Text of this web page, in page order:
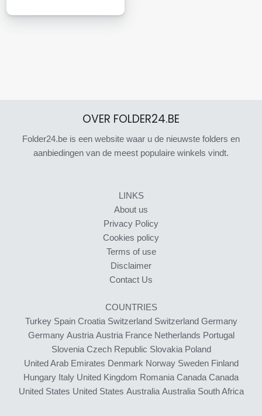
OVER FOLDER24.BE
Folder24.be is een website waar u de nieuwste folders en
aanbiedingen van de meest populaire winkels vindt.
LINKS
About us
Privacy Policy
Cookies policy
Terms of use
Disclaimer
Contact Us
COUNTRIES
Turkey Spain Croatia Switzerland Switzerland Germany
Germany Austria Austria France Netherlands Portugal
Slovenia Czech Republic Slovakia Poland
United Arab Emirates Denmark Norway Sweden Finland
Hungary Italy United Kingdom Romania Canada Canada
United States United States Australia Australia South Africa